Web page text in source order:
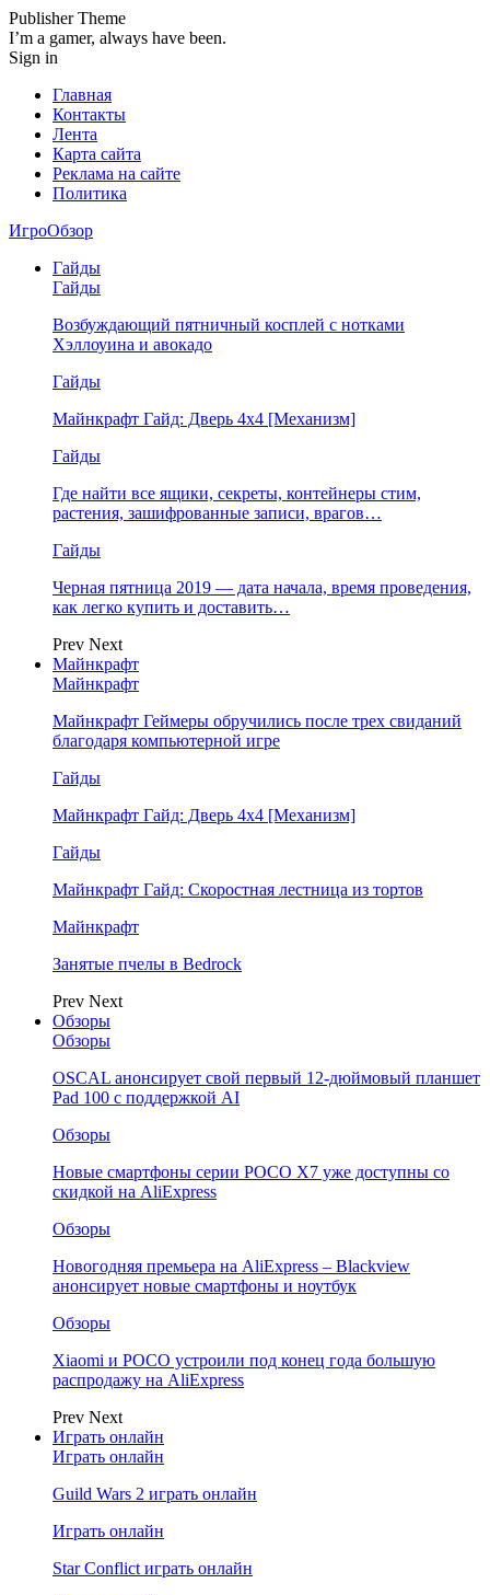
Publisher Theme
I’m a gamer, always have been.
Sign in
Главная
Контакты
Лента
Карта сайта
Реклама на сайте
Политика
ИгроОбзор
Гайды
Гайды
Возбуждающий пятничный косплей с нотками
Хэллоуина и авокадо
Гайды
Майнкрафт Гайд: Дверь 4х4 [Механизм]
Гайды
Где найти все ящики, секреты, контейнеры стим,
растения, зашифрованные записи, врагов…
Гайды
Черная пятница 2019 — дата начала, время проведения,
как легко купить и доставить…
Prev Next
Майнкрафт
Майнкрафт
Майнкрафт Геймеры обручились после трех свиданий
благодаря компьютерной игре
Гайды
Майнкрафт Гайд: Дверь 4х4 [Механизм]
Гайды
Майнкрафт Гайд: Скоростная лестница из тортов
Майнкрафт
Занятые пчелы в Bedrock
Prev Next
Обзоры
Обзоры
OSCAL анонсирует свой первый 12-дюймовый планшет
Pad 100 с поддержкой AI
Обзоры
Новые смартфоны серии POCO X7 уже доступны со
скидкой на AliExpress
Обзоры
Новогодняя премьера на AliExpress – Blackview
анонсирует новые смартфоны и ноутбук
Обзоры
Xiaomi и POCO устроили под конец года большую
распродажу на AliExpress
Prev Next
Играть онлайн
Играть онлайн
Guild Wars 2 играть онлайн
Играть онлайн
Star Conflict играть онлайн